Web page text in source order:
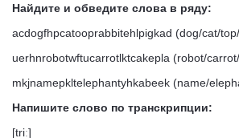
Найдите и обведите слова в ряду:
acdogfhpcatooprabbitehlpigkad (dog/cat/
uerhnrobotwftucarrotlktcakepla (robot/
mkjnamepkltelephantyhkabeek (name/
Напишите слово по транскрипции:
[triː]